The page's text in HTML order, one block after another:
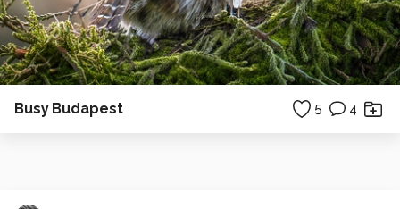
Busy Budapest 5 4